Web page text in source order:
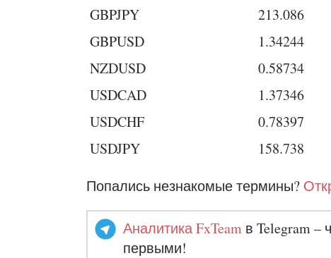
GBPJPY
213.086
GBPUSD
1.34244
NZDUSD
0.58734
USDCAD
1.37346
USDCHF
0.78397
USDJPY
158.738
Попались незнакомые термины?
Аналитика FxTeam в Telegram –
первыми!